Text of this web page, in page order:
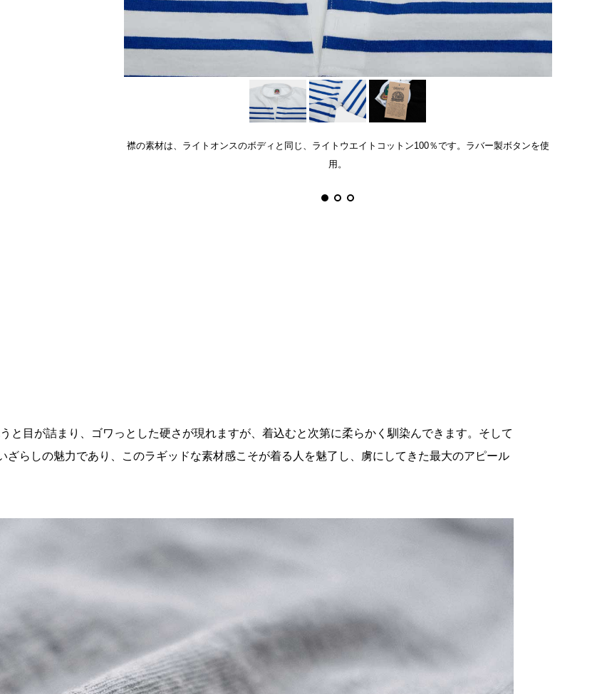
襟の素材は、ライトオンスのボディと同じ、ライトウエイトコットン100％です。ラバー製ボタンを使
用。
と目が詰まり、ゴワっとした硬さが現れますが、着込むと次第に柔らかく馴染んできます。そして
らしの魅力であり、このラギッドな素材感こそが着る人を魅了し、虜にしてきた最大のアピール